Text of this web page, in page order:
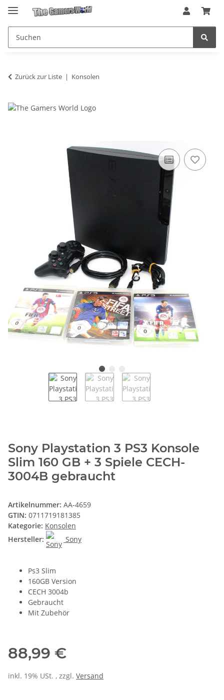
Zurück zur Liste Konsolen
Sony Playstation 3 PS3 Konsole
Slim 160 GB + 3 Spiele CECH-
3004B gebraucht
Artikelnummer: AA-4659
GTIN: 0711719181385
Kategorie: Konsolen
Hersteller:
Sony
Ps3 Slim
160GB Version
CECH 3004b
Gebraucht
Mit Zubehör
88,99 €
inkl. 19% USt. , zzgl. Versand